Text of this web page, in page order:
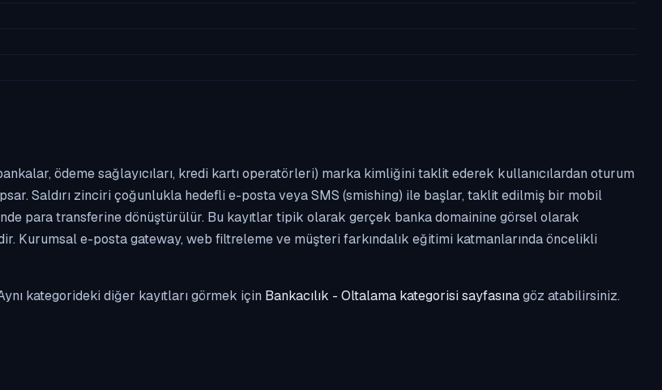
ödeme sağlayıcıları, kredi kartı operatörleri) marka kimliğini taklit ederek kullanıcılardan oturum
Saldırı zinciri çoğunlukla hedefli e-posta veya SMS (smishing) ile başlar, taklit edilmiş bir mobil
para transferine dönüştürülür. Bu kayıtlar tipik olarak gerçek banka domainine görsel olarak
Kurumsal e-posta gateway, web filtreleme ve müşteri farkındalık eğitimi katmanlarında öncelikli
kategorideki diğer kayıtları görmek için Bankacılık - Oltalama kategorisi sayfasınagöz atabilirsiniz.